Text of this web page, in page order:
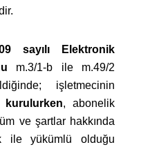
sayılı Elektronik
m.3/1-b ile m.49/2
işletmecinin
kurulurken, abonelik
ve şartlar hakkında
ile yükümlü olduğu